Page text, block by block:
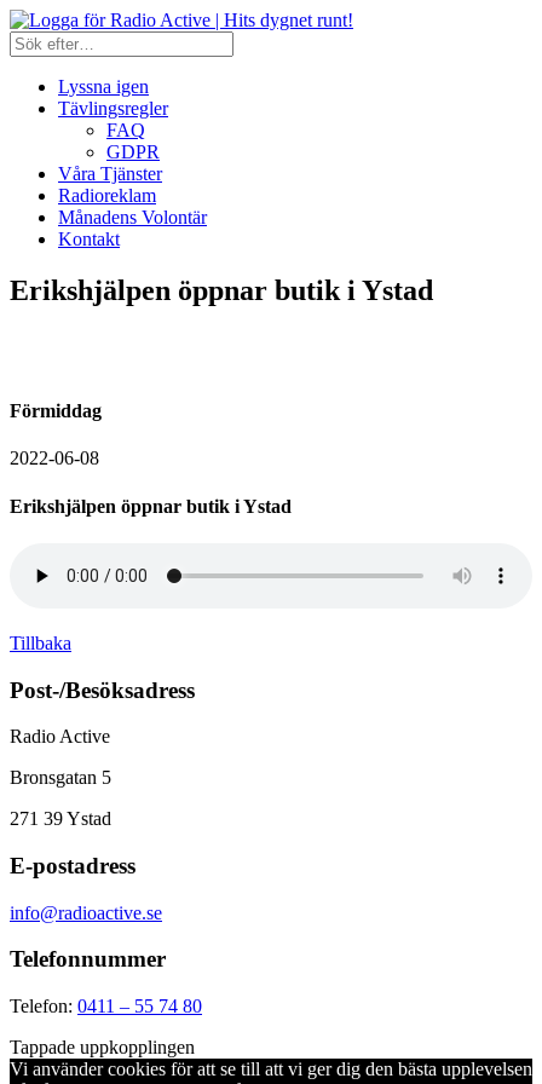
Lyssna igen
Tävlingsregler
FAQ
GDPR
Våra Tjänster
Radioreklam
Månadens Volontär
Kontakt
Erikshjälpen öppnar butik i Ystad
Förmiddag
2022-06-08
Erikshjälpen öppnar butik i Ystad
Tillbaka
Post-/Besöksadress
Radio Active
Bronsgatan 5
271 39Ystad
E-postadress
info@radioactive.se
Telefonnummer
Telefon: 0411 – 55 74 80
Tappade uppkopplingen
Vi använder cookies för att se till att vi ger dig den bästa upplevelsen